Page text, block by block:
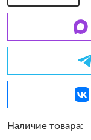
Наличие товара: